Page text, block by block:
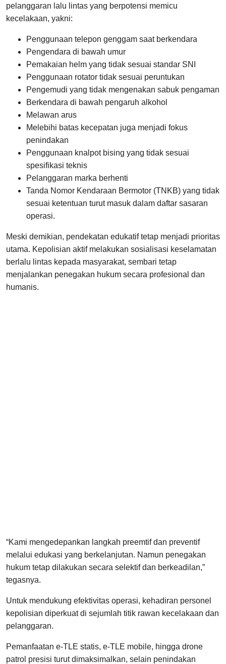
pelanggaran lalu lintas yang berpotensi memicu
kecelakaan, yakni:
Penggunaan telepon genggam saat berkendara
Pengendara di bawah umur
Pemakaian helm yang tidak sesuai standar SNI
Penggunaan rotator tidak sesuai peruntukan
Pengemudi yang tidak mengenakan sabuk pengaman
Berkendara di bawah pengaruh alkohol
Melawan arus
Melebihi batas kecepatan juga menjadi fokus
penindakan
Penggunaan knalpot bising yang tidak sesuai
spesifikasi teknis
Pelanggaran marka berhenti
Tanda Nomor Kendaraan Bermotor (TNKB) yang tidak
sesuai ketentuan turut masuk dalam daftar sasaran
operasi.
Meski demikian, pendekatan edukatif tetap menjadi prioritas
utama. Kepolisian aktif melakukan sosialisasi keselamatan
berlalu lintas kepada masyarakat, sembari tetap
menjalankan penegakan hukum secara profesional dan
humanis.
“Kami mengedepankan langkah preemtif dan preventif
melalui edukasi yang berkelanjutan. Namun penegakan
hukum tetap dilakukan secara selektif dan berkeadilan,”
tegasnya.
Untuk mendukung efektivitas operasi, kehadiran personel
kepolisian diperkuat di sejumlah titik rawan kecelakaan dan
pelanggaran.
Pemanfaatan e-TLE statis, e-TLE mobile, hingga drone
patrol presisi turut dimaksimalkan, selain penindakan